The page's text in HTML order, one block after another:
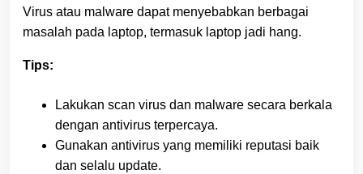
Virus atau malware dapat menyebabkan berbagai
masalah pada laptop, termasuk laptop jadi hang.
Tips:
Lakukan scan virus dan malware secara berkala
dengan antivirus terpercaya.
Gunakan antivirus yang memiliki reputasi baik
dan selalu update.